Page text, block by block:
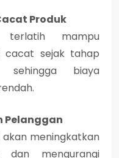
Produk
mampu
cacat sejak tahap
sehingga biaya
Pelanggan
meningkatkan
dan mengurangi